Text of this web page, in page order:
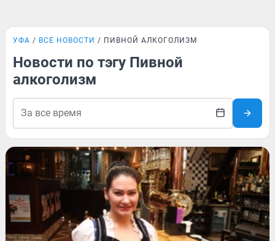
УФА ВСЕ НОВОСТИ ПИВНОЙ АЛКОГОЛИЗМ
Новости по тэгу Пивной
алкоголизм